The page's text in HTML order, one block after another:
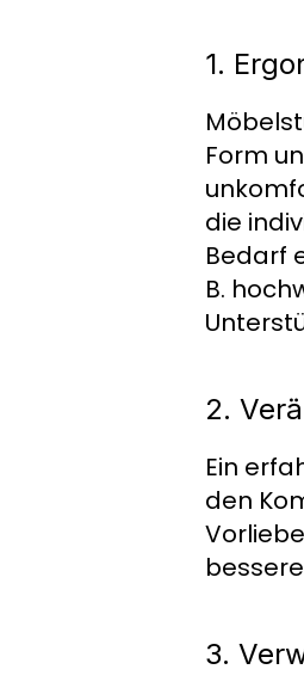
1.
Form
die
Bedarf
B.
2.
Ein
den
3.